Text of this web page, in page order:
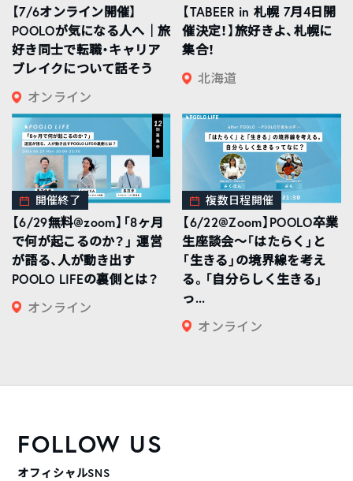
【7/6オンライン開催】
POOLOが気になる人へ｜旅
好き同士で転職・キャリア
ブレイクについて話そう
オンライン
【TABEER in 札幌 7月4日開
催決定！】旅好きよ、札幌に
集合！
北海道
開催終了
【6/29無料@zoom】「8ヶ月
で何が起こるのか？」 運営
が語る、人が動き出す
POOLO LIFEの裏側とは？
オンライン
複数日程開催
【6/22@Zoom】POOLO卒業
生座談会〜「はたらく」と
「生きる」の境界線を考え
る。「自分らしく生きる」
っ...
オンライン
FOLLOW US
オフィシャルSNS